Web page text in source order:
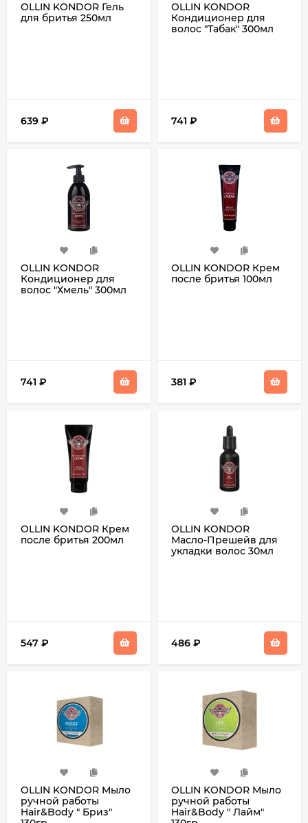
OLLIN KONDOR Гель
для бритья 250мл
639 ₽
OLLIN KONDOR
Кондиционер для
волос "Табак" 300мл
741 ₽
OLLIN KONDOR
Кондиционер для
волос "Хмель" 300мл
741 ₽
OLLIN KONDOR Крем
после бритья 100мл
381 ₽
OLLIN KONDOR Крем
после бритья 200мл
547 ₽
OLLIN KONDOR
Масло-Прешейв для
укладки волос 30мл
486 ₽
OLLIN KONDOR Мыло
ручной работы
Hair&Body " Бриз"
OLLIN KONDOR Мыло
ручной работы
Hair&Body " Лайм"